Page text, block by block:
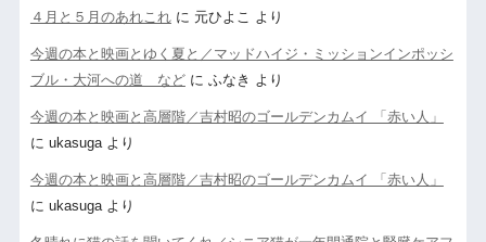
４月と５月のあれこれに 元ひよこ より
今週の本と映画とゆく夏と／マッドハイジ・ミッションインポッシ
ブル・大河への道 などに ふなき より
今週の本と映画と高層階／吉村昭のゴールデンカムイ 「赤い人」
に ukasugaより
今週の本と映画と高層階／吉村昭のゴールデンカムイ 「赤い人」
に ukasugaより